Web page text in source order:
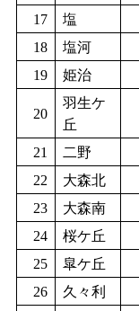
17
塩
18
塩河
19
姫治
20
羽生ケ
丘
21 二野
22
大森北
23
大森南
24
桜ケ丘
25
皐ケ丘
26
久々利